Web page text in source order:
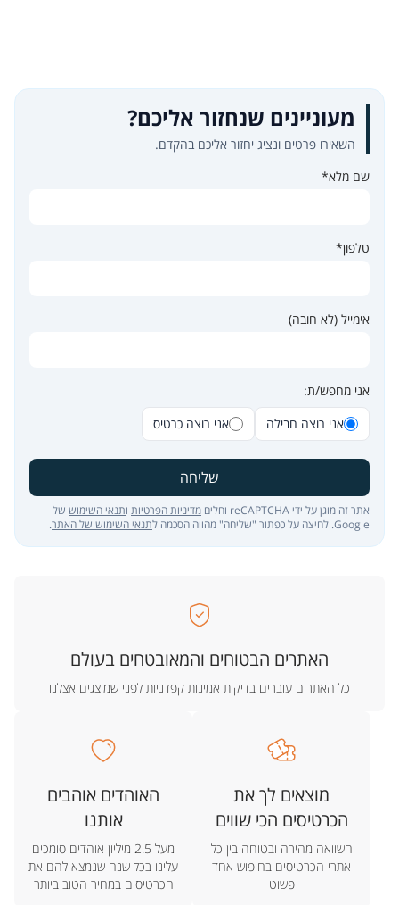
מעוניינים שנחזור אליכם?
השאירו פרטים ונציג יחזור אליכם בהקדם.
שם מלא*
טלפון*
אימייל (לא חובה)
אני מחפש/ת:
אני רוצה חבילה
אני רוצה כרטיס
שליחה
אתר זה מוגן על ידי reCAPTCHA וחלים מדיניות הפרטיות ותנאי השימוש של
Google. לחיצה על כפתור "שליחה" מהווה הסכמה ל
תנאי השימוש של האתר.
האתרים הבטוחים והמאובטחים בעולם
כל האתרים עוברים בדיקות אמינות קפדניות לפני שמוצגים אצלנו
מוצאים לך את
הכרטיסים הכי שווים
השוואה מהירה ובטוחה בין כל
אתרי הכרטיסים בחיפוש אחד
פשוט
האוהדים אוהבים
אותנו
מעל 2.5 מיליון אוהדים סומכים
עלינו בכל שנה שנמצא להם את
הכרטיסים במחיר הטוב ביותר